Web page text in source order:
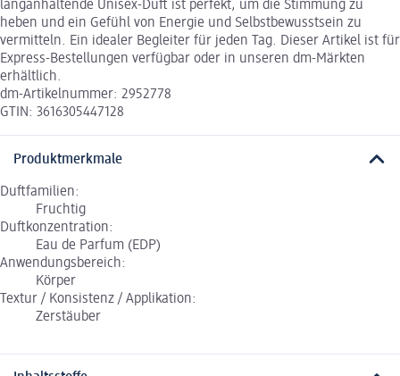
langanhaltende Unisex-Duft ist perfekt, um die Stimmung zu
heben und ein Gefühl von Energie und Selbstbewusstsein zu
vermitteln. Ein idealer Begleiter für jeden Tag. Dieser Artikel ist für
Express-Bestellungen verfügbar oder in unseren dm-Märkten
erhältlich.
dm-Artikelnummer: 2952778
GTIN: 3616305447128
Produktmerkmale
Duftfamilien:
Fruchtig
Duftkonzentration:
Eau de Parfum (EDP)
Anwendungsbereich:
Körper
Textur / Konsistenz / Applikation:
Zerstäuber